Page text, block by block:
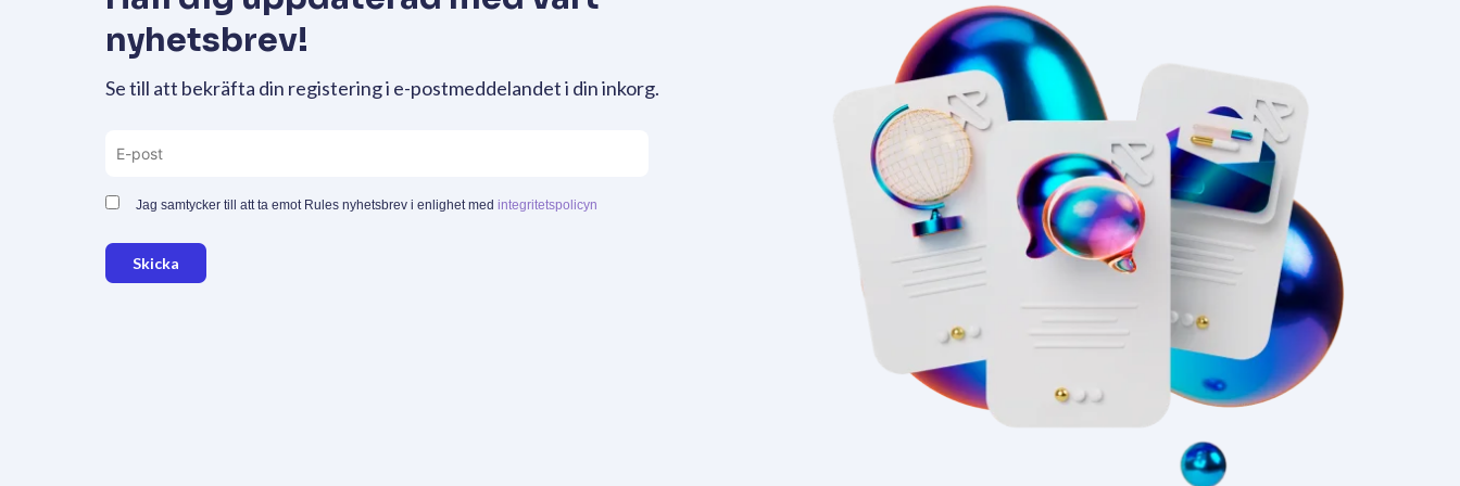
nyhetsbrev!
Se till att bekräfta din registering i e-postmeddelandet i din inkorg.
Jag samtycker till att ta emot Rules nyhetsbrev i enlighet med integritetspolicyn
Skicka